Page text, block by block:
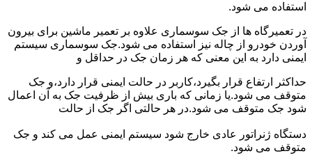
استفاده می شود.
در تعمیرگاه ها از جک سوسماری علاوه بر تعمیر ماشین برای بیرون
آوردن خودرو از چاله نیز استفاده می شود.جک سوسماری سیستم
ایمنی دارد به این معنی که هر زمان جک در حداقل و
حداکثر ارتفاع قرار بگیرد،کاربر در حالت ایمنی قرار دارد،و جک
متوقف می شود.یا زمانی که باری بیش از ظرفیت جک به آن اعمال
شود جک متوقف می شود.در هر حالتی اگر جک از حالت
دستگاه ژنراتور عادی خارج شود سیستم ایمنی عمل می کند و جک
متوقف می شود.